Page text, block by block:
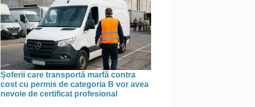
Șoferii care transportă marfă contra
cost cu permis de categoria B vor avea
nevoie de certificat profesional